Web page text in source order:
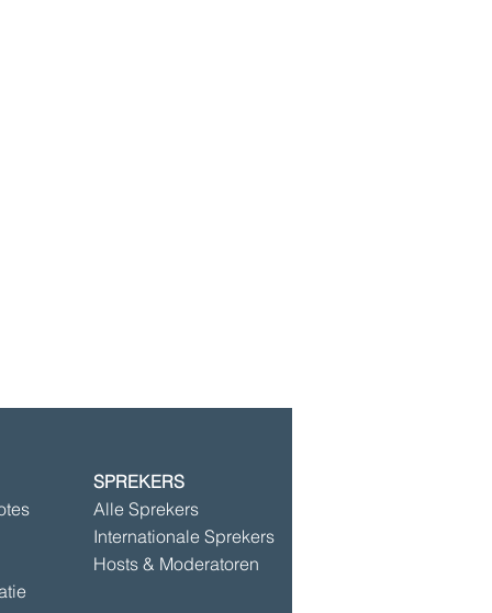
©2025 door Speakersbase
SPREKERS
Alle Sprekers
Internationale Sprekers
Hosts & Moderatoren